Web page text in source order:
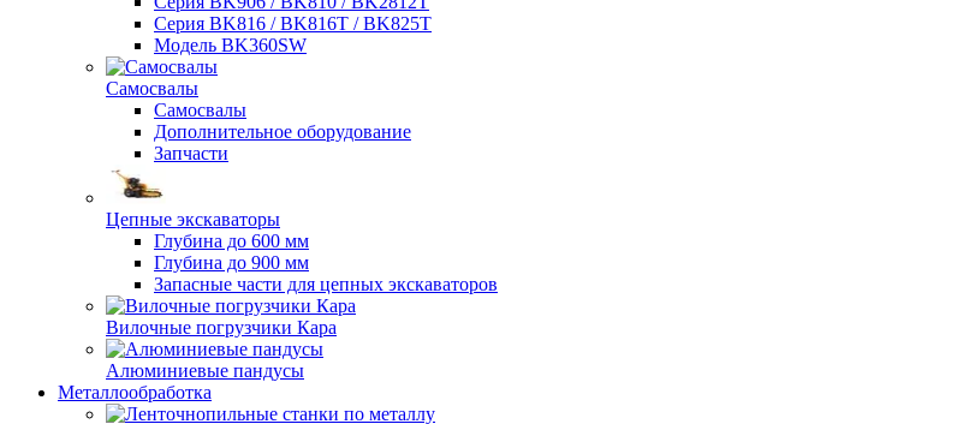
Серия BK816 / BK816T / BK825T
Модель BK360SW
Самосвалы
Самосвалы
Дополнительное оборудование
Запчасти
Цепные экскаваторы
Глубина до 600 мм
Глубина до 900 мм
Запасные части для цепных экскаваторов
Вилочные погрузчики Кара
Алюминиевые пандусы
Металлообработка